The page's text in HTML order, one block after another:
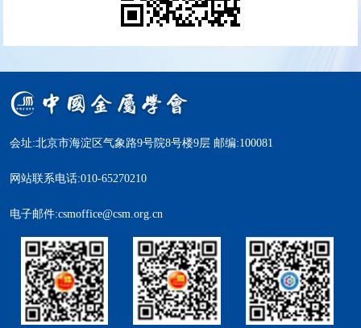
会址:北京市海淀区气象路9号院8号楼9层 邮编:100081
网站联系电话:010-65270210
电子邮件:csmoffice@csm.org.cn